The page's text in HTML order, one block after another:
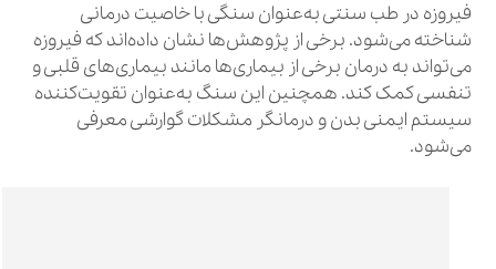
فیروزه در طب سنتی به‌عنوان سنگی با خاصیت درمانی
شناخته می‌شود. برخی از پژوهش‌ها نشان داده‌اند که فیروزه
می‌تواند به درمان برخی از بیماری‌ها مانند بیماری‌های قلبی و
تنفسی کمک کند. همچنین این سنگ به‌عنوان تقویت‌کننده
سیستم ایمنی بدن و درمانگر مشکلات گوارشی معرفی
می‌شود.